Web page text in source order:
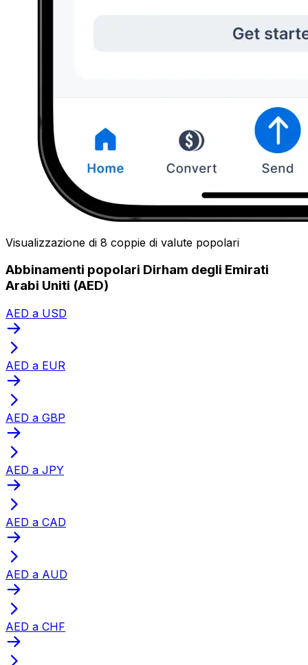
Visualizzazione di 8 coppie di valute popolari
Abbinamenti popolari Dirham degli Emirati
Arabi Uniti (AED)
AED a USD
AED a EUR
AED a GBP
AED a JPY
AED a CAD
AED a AUD
AED a CHF